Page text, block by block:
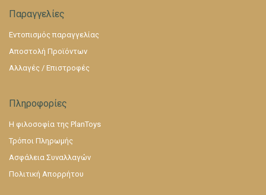
Παραγγελίες
Εντοπισμός παραγγελίας
Αποστολή Προϊόντων
Αλλαγές / Επιστροφές
Πληροφορίες
Η φιλοσοφία της PlanToys
Τρόποι Πληρωμής
Ασφάλεια Συναλλαγών
Πολιτική Απορρήτου